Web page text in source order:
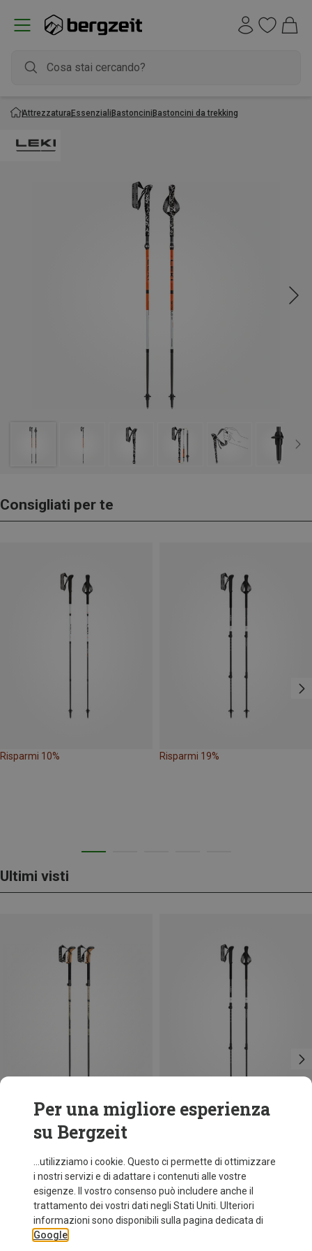
AttrezzaturaEssenzialiBastonciniBastoncini da trekking
Consigliati per te
Risparmi 10% Risparmi 19%
Ultimi visti
Risparmi 38%
Per una migliore esperienza
su Bergzeit
...utilizziamo i cookie. Questo ci permette di ottimizzare
i nostri servizi e di adattare i contenuti alle vostre
esigenze. Il vostro consenso può includere anche il
trattamento dei vostri dati negli Stati Uniti. Ulteriori
informazioni sono disponibili sulla pagina dedicata di
Google